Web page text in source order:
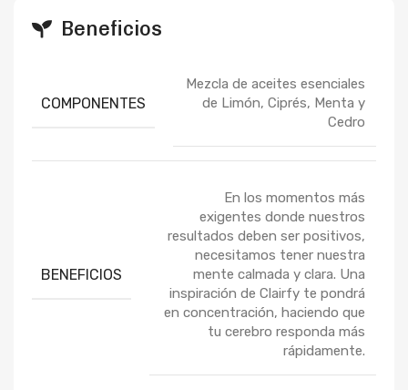
Beneficios
COMPONENTES
Mezcla de aceites esenciales
de Limón, Ciprés, Menta y
Cedro
BENEFICIOS
En los momentos más
exigentes donde nuestros
resultados deben ser positivos,
necesitamos tener nuestra
mente calmada y clara. Una
inspiración de Clairfy te pondrá
en concentración, haciendo que
tu cerebro responda más
rápidamente.